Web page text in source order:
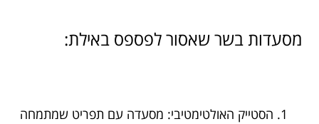
מסעדות בשר שאסור לפספס באילת:
הסטייק האולטימטיבי: מסעדה עם תפריט שמתמחה